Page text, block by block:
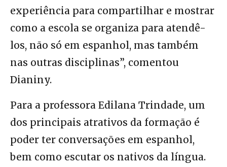
experiência para compartilhar e mostrar
como a escola se organiza para atendê-
los, não só em espanhol, mas também
nas outras disciplinas”, comentou
Dianiny.
Para a professora Edilana Trindade, um
dos principais atrativos da formação é
poder ter conversações em espanhol,
bem como escutar os nativos da língua.